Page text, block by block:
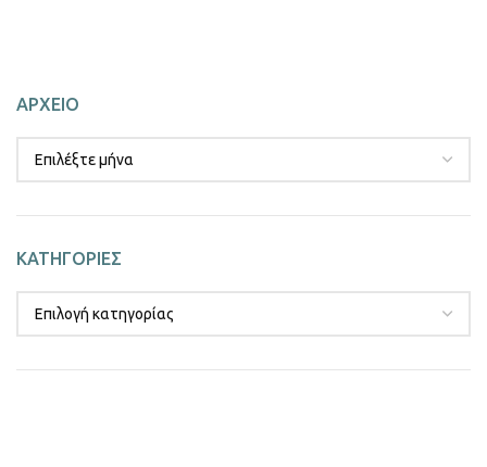
ΑΡΧΕΙΟ
ΚΑΤΗΓΟΡΙΕΣ